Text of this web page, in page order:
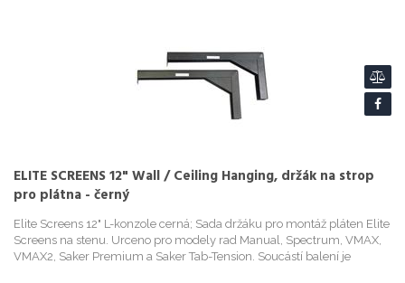
ELITE SCREENS 12" Wall / Ceiling Hanging, držák na strop
pro plátna - černý
Elite Screens 12" L-konzole cerná; Sada držáku pro montáž pláten Elite
Screens na stenu. Urceno pro modely rad Manual, Spectrum, VMAX,
VMAX2, Saker Premium a Saker Tab-Tension. Soucástí balení je